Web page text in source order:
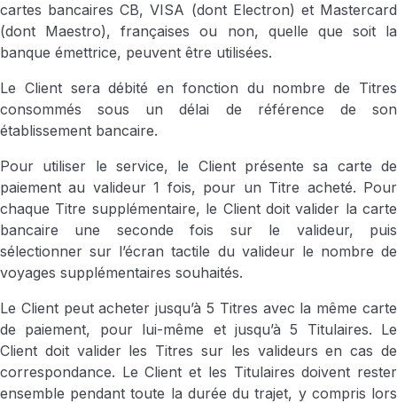
cartes bancaires CB, VISA (dont Electron) et Mastercard
(dont Maestro), françaises ou non, quelle que soit la
banque émettrice, peuvent être utilisées.
Le Client sera débité en fonction du nombre de Titres
consommés sous un délai de référence de son
établissement bancaire.
Pour utiliser le service, le Client présente sa carte de
paiement au valideur 1 fois, pour un Titre acheté. Pour
chaque Titre supplémentaire, le Client doit valider la carte
bancaire une seconde fois sur le valideur, puis
sélectionner sur l’écran tactile du valideur le nombre de
voyages supplémentaires souhaités.
Le Client peut acheter jusqu’à 5 Titres avec la même carte
de paiement, pour lui-même et jusqu’à 5 Titulaires. Le
Client doit valider les Titres sur les valideurs en cas de
correspondance. Le Client et les Titulaires doivent rester
ensemble pendant toute la durée du trajet, y compris lors